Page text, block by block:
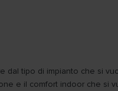
tipo di impianto che si
e il comfort indoor che si